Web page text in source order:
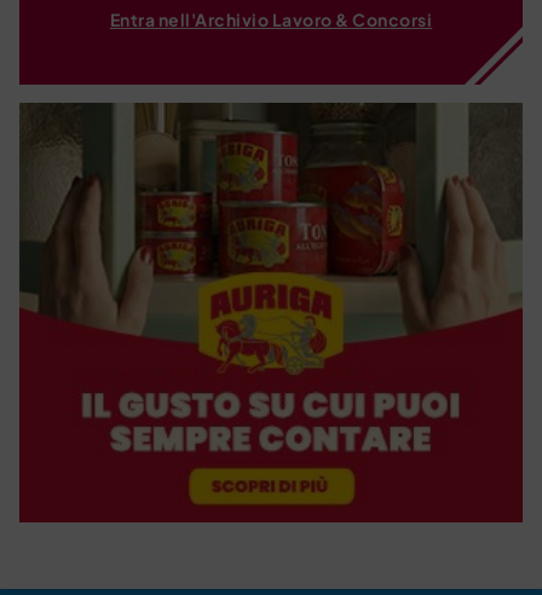
Entra nell'Archivio Lavoro & Concorsi